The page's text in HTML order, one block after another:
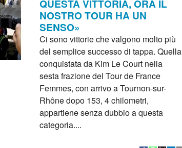
QUESTA VITTORIA, ORA IL
NOSTRO TOUR HA UN
SENSO»
Ci sono vittorie che valgono molto più
del semplice successo di tappa. Quella
conquistata da Kim Le Court nella
sesta frazione del Tour de France
Femmes, con arrivo a Tournon-sur-
Rhône dopo 153, 4 chilometri,
appartiene senza dubbio a questa
categoria....